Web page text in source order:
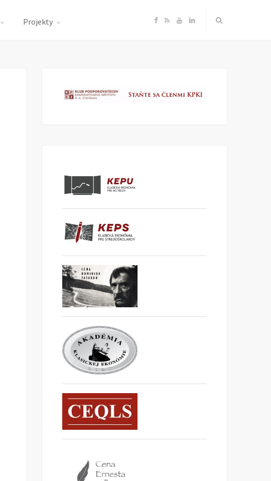
Projekty F
e
R Y
T
L
k